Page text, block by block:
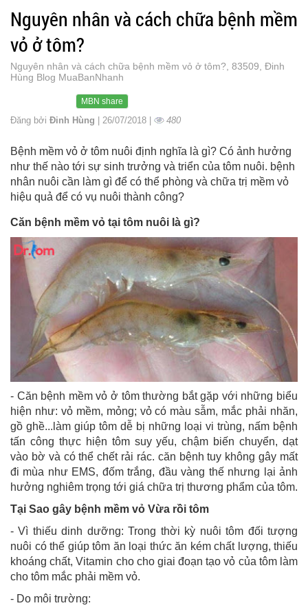
Nguyên nhân và cách chữa bệnh mềm
vỏ ở tôm?
Nguyên nhân và cách chữa bệnh mềm vỏ ở tôm?, 83509, Đinh
Hùng Blog MuaBanNhanh
MBN share
Đăng bởi Đinh Hùng | 26/07/2018 | 480
Bệnh mềm vỏ ở tôm nuôi định nghĩa là gì? Có ảnh hưởng
như thế nào tới sự sinh trưởng và triển của tôm nuôi. bệnh
nhân nuôi cần làm gì để có thể phòng và chữa trị mềm vỏ
hiệu quả để có vụ nuôi thành công?
Căn bệnh mềm vỏ tại tôm nuôi là gì?
- Căn bệnh mềm vỏ ở tôm thường bắt gặp với những biểu
hiện như: vỏ mềm, mỏng; vỏ có màu sẫm, mắc phải nhăn,
gồ ghề...làm giúp tôm dễ bị những loại vi trùng, nấm bệnh
tấn công thực hiện tôm suy yếu, chậm biến chuyển, dạt
vào bờ và có thể chết rải rác. căn bệnh tuy không gây mất
đi mùa như EMS, đốm trắng, đầu vàng thế nhưng lại ảnh
hưởng nghiêm trọng tới giá chữa trị thương phẩm của tôm.
Tại Sao gây bệnh mềm vỏ Vừa rồi tôm
- Vì thiếu dinh dưỡng: Trong thời kỳ nuôi tôm đối tượng
nuôi có thể giúp tôm ăn loại thức ăn kém chất lượng, thiếu
khoáng chất, Vitamin cho cho giai đoạn tạo vỏ của tôm làm
cho tôm mắc phải mềm vỏ.
- Do môi trường: